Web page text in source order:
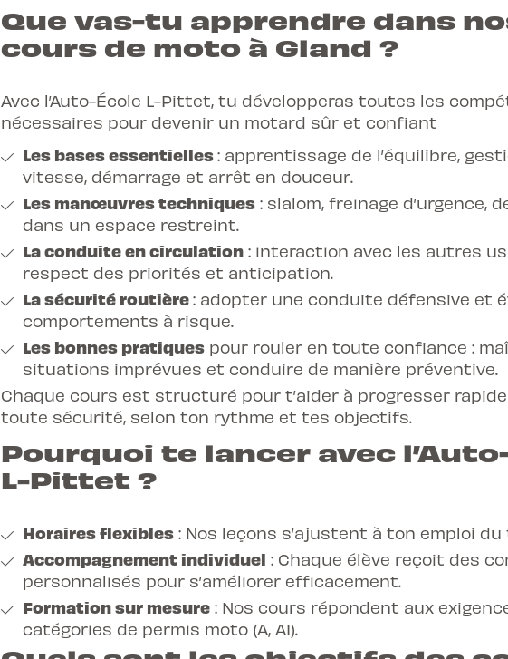
Que vas-tu apprendre dans
cours de moto à Gland ?
Avec l’Auto-École L-Pittet, tu développeras toutes les
nécessaires pour devenir un motard sûr et confiant
Les bases essentielles: apprentissage de l’équilibre,
vitesse, démarrage et arrêt en douceur.
Les manœuvres techniques : slalom, freinage d’urgence,
dans un espace restreint.
La conduite en circulation : interaction avec les autres
respect des priorités et anticipation.
La sécurité routière: adopter une conduite défensive et
comportements à risque.
Les bonnes pratiques pour rouler en toute confiance :
situations imprévues et conduire de manière préventive.
Chaque cours est structuré pour t’aider à progresser
toute sécurité, selon ton rythme et tes objectifs.
Pourquoi te lancer avec
L-Pittet ?
Horaires flexibles : Nos leçons s’ajustent à ton emploi du
Accompagnement individuel : Chaque élève reçoit des
personnalisés pour s’améliorer efficacement.
Formation sur mesure : Nos cours répondent aux
catégories de permis moto (A, A1).